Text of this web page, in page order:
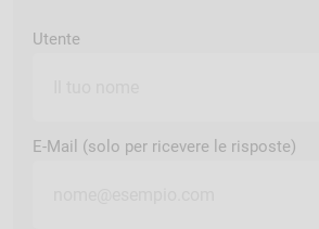
Utente
E-Mail (solo per ricevere le risposte)